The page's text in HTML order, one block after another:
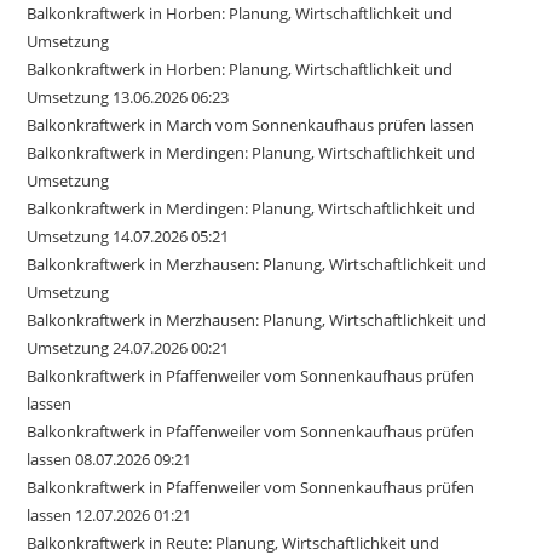
Balkonkraftwerk in Horben: Planung, Wirtschaftlichkeit und
Umsetzung
Balkonkraftwerk in Horben: Planung, Wirtschaftlichkeit und
Umsetzung 13.06.2026 06:23
Balkonkraftwerk in March vom Sonnenkaufhaus prüfen lassen
Balkonkraftwerk in Merdingen: Planung, Wirtschaftlichkeit und
Umsetzung
Balkonkraftwerk in Merdingen: Planung, Wirtschaftlichkeit und
Umsetzung 14.07.2026 05:21
Balkonkraftwerk in Merzhausen: Planung, Wirtschaftlichkeit und
Umsetzung
Balkonkraftwerk in Merzhausen: Planung, Wirtschaftlichkeit und
Umsetzung 24.07.2026 00:21
Balkonkraftwerk in Pfaffenweiler vom Sonnenkaufhaus prüfen
lassen
Balkonkraftwerk in Pfaffenweiler vom Sonnenkaufhaus prüfen
lassen 08.07.2026 09:21
Balkonkraftwerk in Pfaffenweiler vom Sonnenkaufhaus prüfen
lassen 12.07.2026 01:21
Balkonkraftwerk in Reute: Planung, Wirtschaftlichkeit und